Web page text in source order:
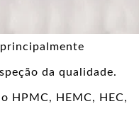
da qualidade.
HPMC, HEMC, HEC,